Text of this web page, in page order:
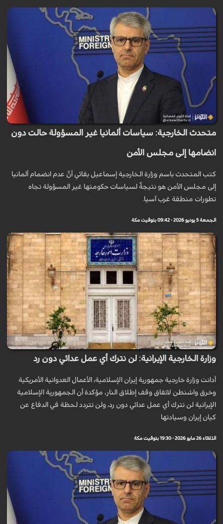
متحدث الخارجية: سياسات ألمانيا غير المسؤولة حالت دون
انضامها إلى مجلس الأمن
كتب المتحدث باسم وزارة الخارجية إسماعيل بقائي أنَّ عدم انضمام ألمانيا
إلى مجلس الأمن هو نتيجةٌ لسياسات حكومتها غير المسؤولة تجاه
تطورات منطقة غرب آسيا.
الجمعة 5 يونيو 2026 - 09:42 بتوقيت مكة
وزارة الخارجية الإيرانية: لن نترك أي عمل عدائي دون رد
أدانت وزارة خارجية جمهورية إيران الإسلامية، الأعمال العدوانية الأمريكية
وخرق واشنطن لاتفاق وقف إطلاق النار، مؤكدة أن الجمهورية الإسلامية
الإیرانیة لن تترك أي عمل عدائي دون رد، ولن تتردد لحظة في الدفاع عن
کیان إيران وسيادتها
الثلاثاء 26 مايو 2026 - 19:30 بتوقيت مكة